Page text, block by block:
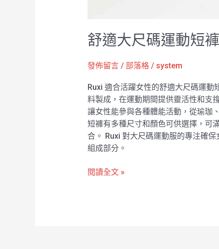
舒適大尺碼運動短
發佈留言 / 部落格/ system
Ruxi 適合活躍女性的舒適大尺碼運
料製成，在運動期間提供靈活性和支
讓女性能參與各種體能活動，從瑜珈
短褲有多種尺寸和顏色可供選擇，可
合。 Ruxi 對大尺碼運動服的專注確
組成部分。
閱讀全文 »